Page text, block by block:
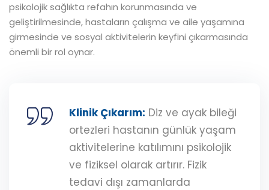
psikolojik sağlıkta refahın korunmasında ve
geliştirilmesinde, hastaların çalışma ve aile yaşamına
girmesinde ve sosyal aktivitelerin keyfini çıkarmasında
önemli bir rol oynar.
Klinik Çıkarım: Diz ve ayak bileği
ortezleri hastanın günlük yaşam
aktivitelerine katılımını psikolojik
ve fiziksel olarak artırır. Fizik
tedavi dışı zamanlarda